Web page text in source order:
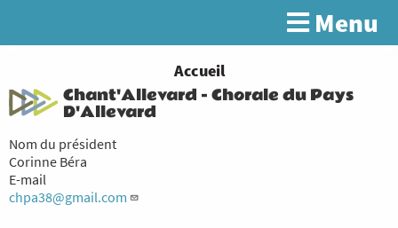
contenu
Rechercher
Menu
You
are
Accueil
Chant'Allevard - Chorale du Pays
D'Allevard
Nom du président
Corinne Béra
E-mail
chpa38@gmail.com